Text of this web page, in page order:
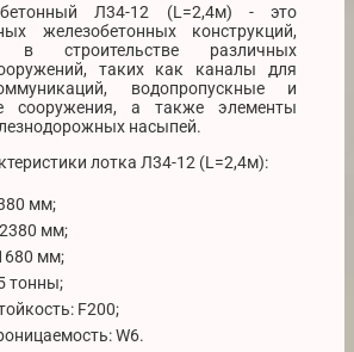
Л34-12 (L=2,4м) - это
железобетонных конструкций,
в строительстве различных
таких как каналы для
водопропускные и
сооружения, а также элементы
насыпей.
лотка Л34-12 (L=2,4м):
мм;
мм;
мм;
тонны;
F200;
W6.